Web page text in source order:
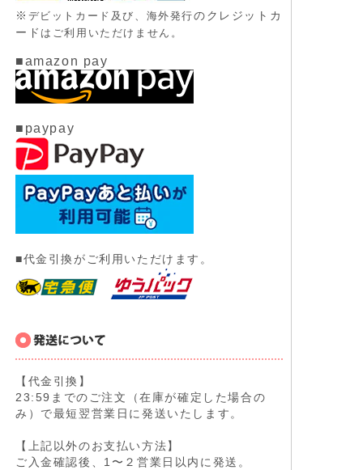
※ デビットカード及び、 海外発行のクレジットカ
ード はご利用いただけません。
■amazon pay
■paypay
■代金引換がご利用いただけます。
【代金引換】
23:59までのご注文（在庫が確定した場合の
み）で最短翌営業日に発送いたします。
【上記以外のお支払い方法】
ご入金確認後、1〜２営業日以内に発送。